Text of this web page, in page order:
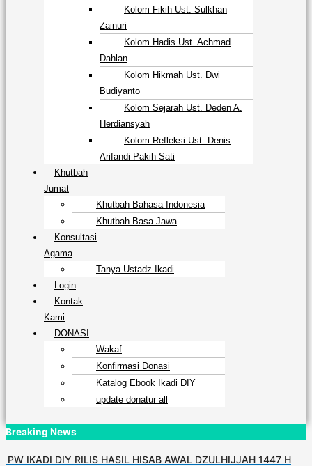
Kolom Fikih Ust. Sulkhan
Zainuri
Kolom Hadis Ust. Achmad
Dahlan
Kolom Hikmah Ust. Dwi
Budiyanto
Kolom Sejarah Ust. Deden A.
Herdiansyah
Kolom Refleksi Ust. Denis
Arifandi Pakih Sati
Khutbah
Jumat
Khutbah Bahasa Indonesia
Khutbah Basa Jawa
Konsultasi
Agama
Tanya Ustadz Ikadi
Login
Kontak
Kami
DONASI
Wakaf
Konfirmasi Donasi
Katalog Ebook Ikadi DIY
update donatur all
Breaking News
PW IKADI DIY RILIS HASIL HISAB AWAL DZULHIJJAH 1447 H